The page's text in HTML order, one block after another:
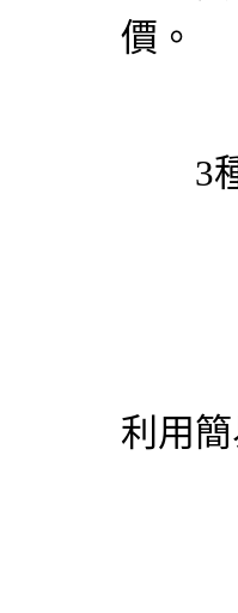
價。
3種
利用